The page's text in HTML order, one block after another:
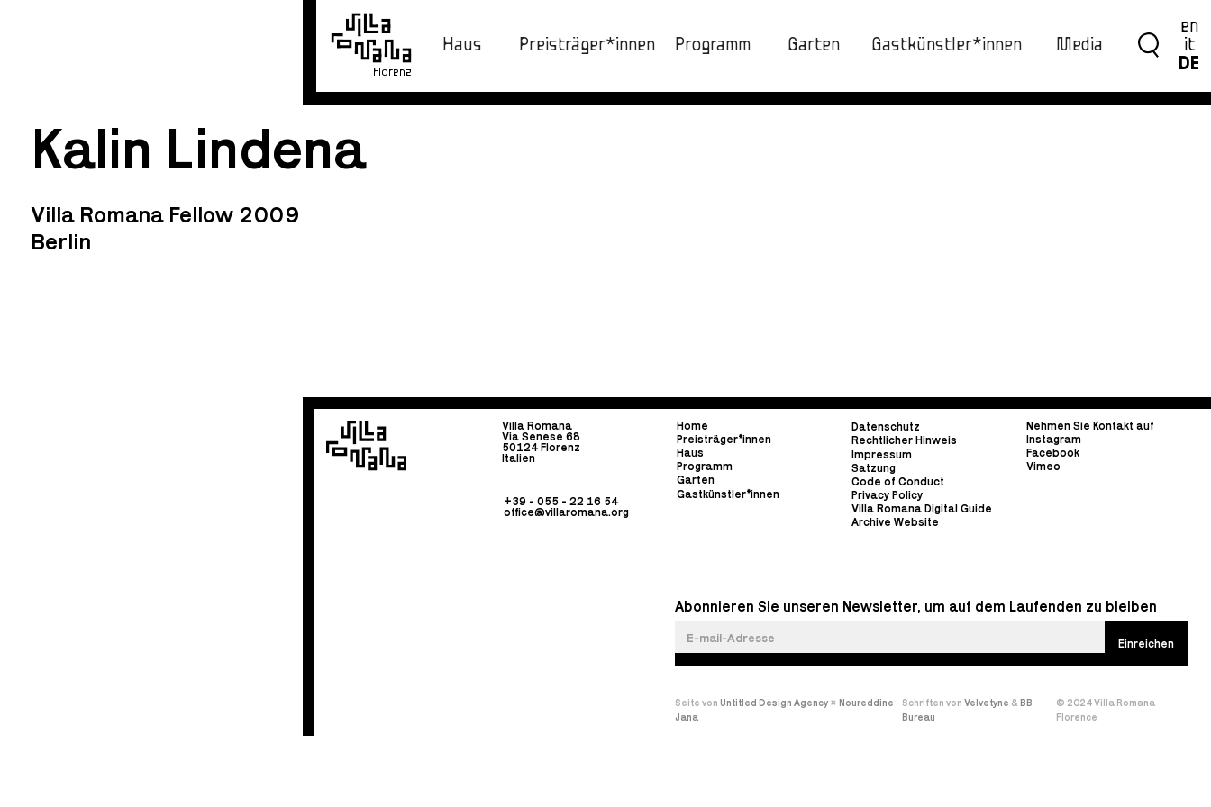
Florenz
Haus Preisträger*innen Programm Garten Gastkünstler*innen Media
en
it
DE
Kalin Lindena
Villa Romana Fellow 2009
Berlin
Villa Romana
Via Senese 68
50124 Florenz
Italien
+39 - 055 - 22 16 54
office@villaromana.org
Home
Preisträger*innen
Haus
Programm
Garten
Gastkünstler*innen
Datenschutz
Rechtlicher Hinweis
Impressum
Satzung
Code of Conduct
Privacy Policy
Villa Romana Digital Guide
Archive Website
Nehmen Sie Kontakt auf
Instagram
Facebook
Vimeo
Abonnieren Sie unseren Newsletter, um auf dem Laufenden zu bleiben
Seite von Untitled Design Agency× Noureddine
Jana
Schriften von Velvetyne & BB
Bureau
© 2024 Villa Romana
Florence